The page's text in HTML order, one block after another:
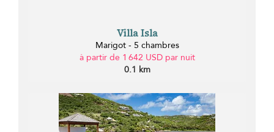
Villa Isla
Marigot - 5 chambres
à partir de 1 642 USD par nuit
0.1 km